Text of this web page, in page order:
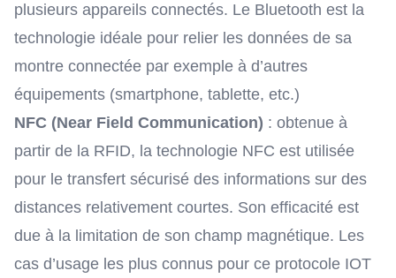
plusieurs appareils connectés. Le Bluetooth est la
technologie idéale pour relier les données de sa
montre connectée par exemple à d’autres
équipements (smartphone, tablette, etc.)
NFC (Near Field Communication) : obtenue à
partir de la RFID, la technologie NFC est utilisée
pour le transfert sécurisé des informations sur des
distances relativement courtes. Son efficacité est
due à la limitation de son champ magnétique. Les
cas d’usage les plus connus pour ce protocole IOT